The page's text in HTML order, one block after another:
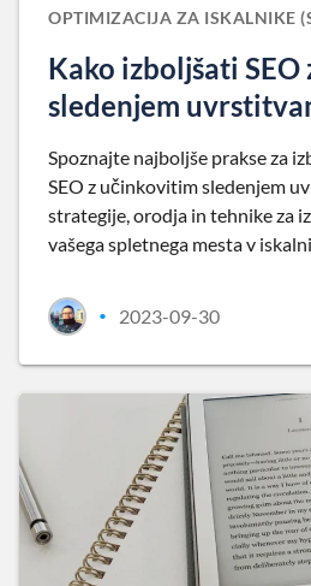
OPTIMIZACIJA ZA ISKALNIKE
Kako izboljšati
sledenjem
Spoznajte najboljše prakse za
SEO z učinkovitim sledenjem
strategije, orodja in tehnike za
vašega spletnega mesta v
• 2023-09-30